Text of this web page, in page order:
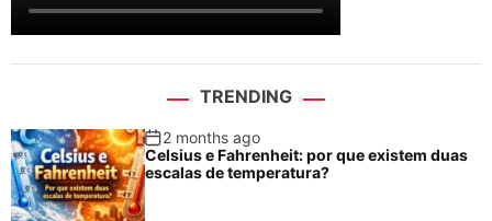
TRENDING
2 months ago
Celsius e Fahrenheit: por que existem duas
escalas de temperatura?